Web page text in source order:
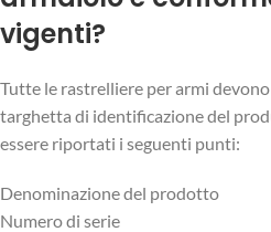
vigenti?
Tutte le rastrelliere per armi
targhetta di identificazione del
essere riportati i seguenti punti:
Denominazione del prodotto
Numero di serie